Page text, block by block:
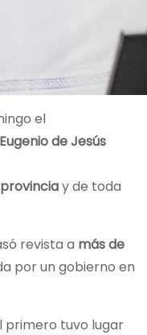
el
de Jesús
y de toda
revista a más de
por un gobierno en
primero tuvo lugar